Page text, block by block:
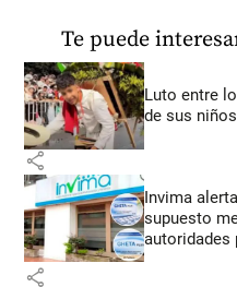
Te puede
Luto entre
de sus
share
Invima
supuesto
autoridades
share